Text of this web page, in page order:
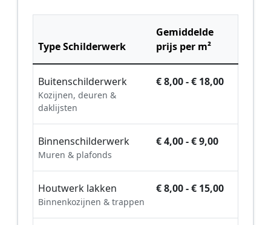
Type Schilderwerk
Gemiddelde
prijs per m²
Buitenschilderwerk
Kozijnen, deuren &
daklijsten
€ 8,00 - € 18,00
Binnenschilderwerk
Muren & plafonds
€ 4,00 - € 9,00
Houtwerk lakken
Binnenkozijnen & trappen
€ 8,00 - € 15,00